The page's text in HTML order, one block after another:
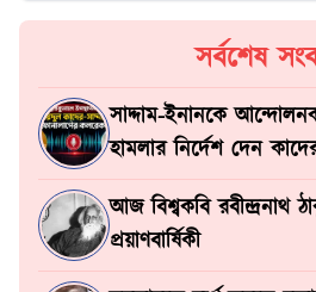
সর্বশেষ
সাদ্দাম-ইনানকে
হামলার নির্দেশ দেন
আজ বিশ্বকবি রবীন্দ্রনাথ
প্রয়াণবার্ষিকী